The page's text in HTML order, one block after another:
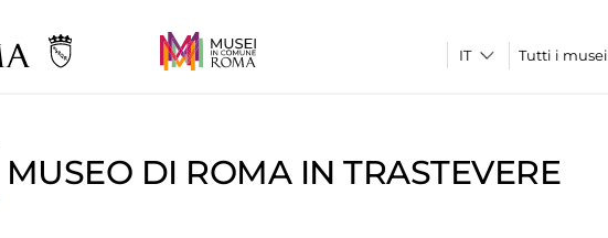
Tutti i musei
MUSEO DI ROMA IN TRASTEVERE